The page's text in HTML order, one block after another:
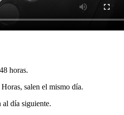
horas.
salen el mismo día.
al día siguiente.